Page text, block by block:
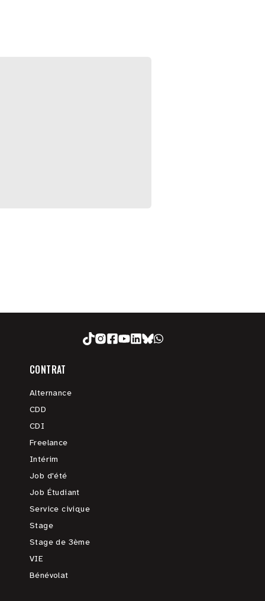
CONTRAT
Alternance
CDD
CDI
Freelance
Intérim
Job d'été
Job Étudiant
Service civique
Stage
Stage de 3ème
VIE
Bénévolat